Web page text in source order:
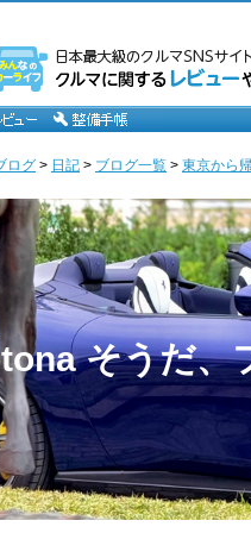
ログ > 日記 > ブログ一覧 > 東京から
そうだ、